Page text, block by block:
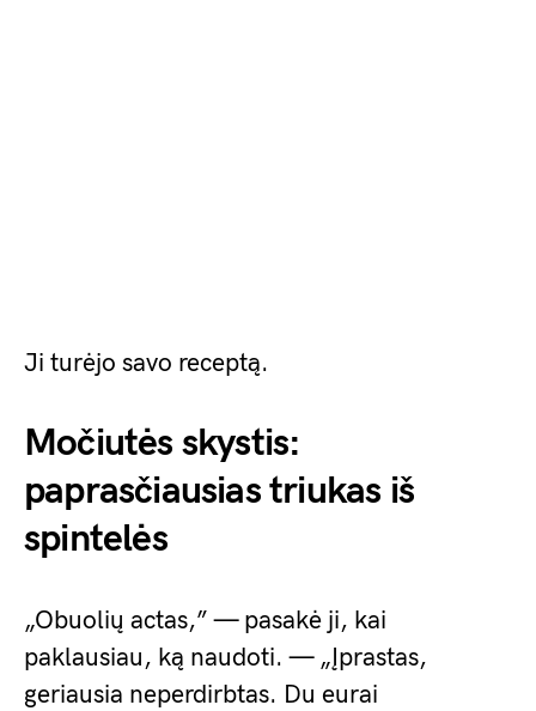
Ji turėjo savo receptą.
Močiutės skystis:
paprasčiausias triukas iš
spintelės
„Obuolių actas,” — pasakė ji, kai
paklausiau, ką naudoti. — „Įprastas,
geriausia neperdirbtas. Du eurai